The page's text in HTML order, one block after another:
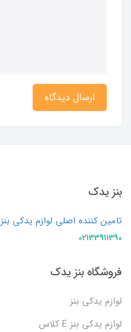
ارسال دیدگاه
بنز یدک
تامین کننده اصلی لوازم یدکی بنز
02133911390
فروشگاه بنز یدک
لوازم یدکی بنز
لوازم یدکی بنز E کلاس